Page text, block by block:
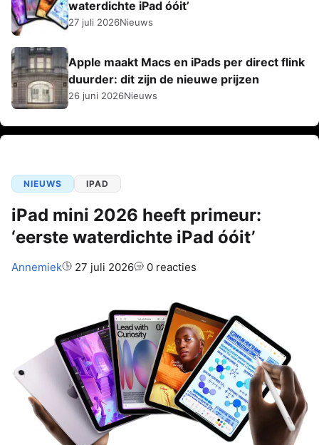
waterdichte iPad óóit’
27 juli 2026Nieuws
Apple maakt Macs en iPads per direct flink
duurder: dit zijn de nieuwe prijzen
26 juni 2026Nieuws
NIEUWS IPAD
iPad mini 2026 heeft primeur:
‘eerste waterdichte iPad óóit’
Auteur:
Annemiek 27 juli 2026 0 reacties